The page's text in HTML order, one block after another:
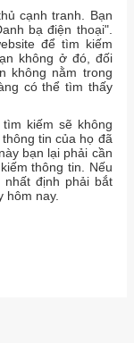
cạnh tranh. Bạn
bạ điện thoại".
để tìm kiếm
không ở đó, đối
không nằm trong
có thể tìm thấy
kiếm sẽ không
tin của họ đã
bạn lại phải cần
thông tin. Nếu
định phải bắt
hôm nay.